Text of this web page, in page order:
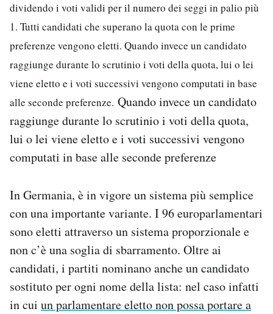
dividendo i voti validi per il numero dei seggi in palio più
1. Tutti candidati che superano la quota con le prime
preferenze vengono eletti. Quando invece un candidato
raggiunge durante lo scrutinio i voti della quota, lui o lei
viene eletto e i voti successivi vengono computati in base
alle seconde preferenze. Quando invece un candidato
raggiunge durante lo scrutinio i voti della quota,
lui o lei viene eletto e i voti successivi vengono
computati in base alle seconde preferenze
In Germania, è in vigore un sistema più semplice
con una importante variante. I 96 europarlamentari
sono eletti attraverso un sistema proporzionale e
non c’è una soglia di sbarramento. Oltre ai
candidati, i partiti nominano anche un candidato
sostituto per ogni nome della lista: nel caso infatti
in cui un parlamentare eletto non possa portare a